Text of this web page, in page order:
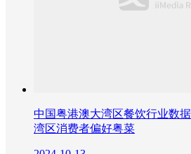
中国粤港澳大湾区餐饮行业数
湾区消费者偏好粤菜